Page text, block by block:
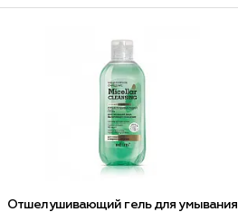
Отшелушивающий гель для умывания